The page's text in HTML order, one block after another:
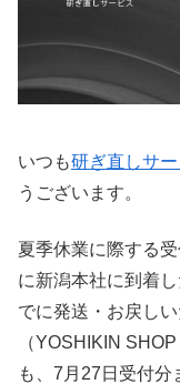
いつも研ぎ直しサー
うございます。
夏季休業に際する
に新潟本社に到着
でに発送・お戻しい
（YOSHIKIN
も、7月27日受付分